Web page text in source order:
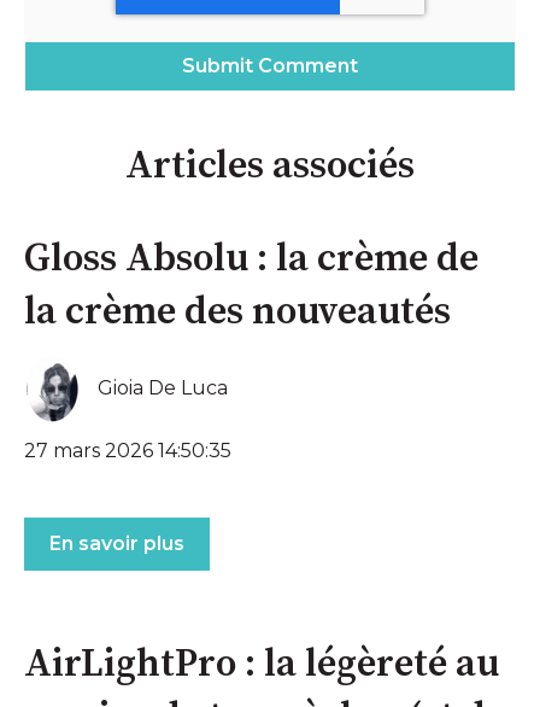
Articles associés
Gloss Absolu : la crème de
la crème des nouveautés
Gioia De Luca
27 mars 2026 14:50:35
En savoir plus
AirLightPro : la légèreté au